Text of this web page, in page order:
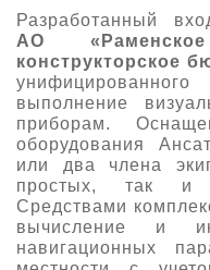
Разработанный
АО
конструкторское
выполнение
приборам.
оборудования
или два члена
простых, так и
Средствами
вычисление и
навигационных